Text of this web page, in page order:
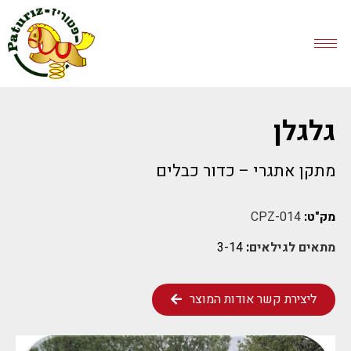
גלגלן
מתקן אתגרי – כדור כבלים
מק"ט: CPZ-014
מתאים לגילאים:
ליצירת קשר אודות המוצר